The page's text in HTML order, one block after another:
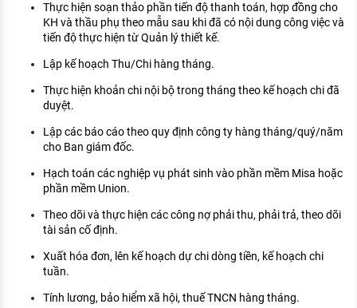
Đặc trưng từng nghề
Xu hướng việc làm
XÂY DỰNG VÀ PHÁT TRIỂN ĐỘI NGŨ
NHÂN SỰ
TUYỂN DỤNG VIỆC LÀM
Thực hiện soạn thảo phần tiến độ thanh toán, hợp đồng cho
KH và thầu phụ theo mẫu sau khi đã có nội dung công việc và
tiến độ thực hiện từ Quản lý thiết kế.
Lập kế hoạch Thu/Chi hàng tháng.
Thực hiện khoản chi nội bộ trong tháng theo kế hoạch chi đã
duyệt.
Lập các báo cáo theo quy định công ty hàng tháng/quý/năm
cho Ban giám đốc.
Hạch toán các nghiệp vụ phát sinh vào phần mềm Misa hoặc
phần mềm Union.
Theo dõi và thực hiện các công nợ phải thu, phải trả, theo dõi
tài sản cố định.
Xuất hóa đơn, lên kế hoạch dự chi dòng tiền, kế hoạch chi
tuần.
Tính lương, bảo hiểm xã hội, thuế TNCN hàng tháng.